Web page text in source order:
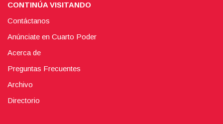
CONTINÚA VISITANDO
Contáctanos
Anúnciate en Cuarto Poder
Acerca de
Preguntas Frecuentes
Archivo
Directorio